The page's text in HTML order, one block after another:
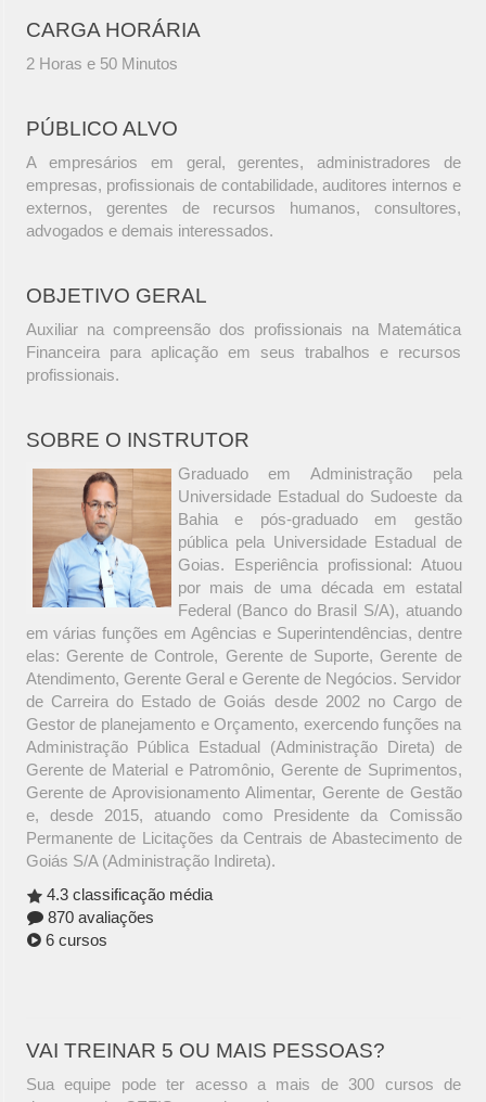
CARGA HORÁRIA
2 Horas e 50 Minutos
PÚBLICO ALVO
A empresários em geral, gerentes, administradores de
empresas, profissionais de contabilidade, auditores internos e
externos, gerentes de recursos humanos, consultores,
advogados e demais interessados.
OBJETIVO GERAL
Auxiliar na compreensão dos profissionais na Matemática
Financeira para aplicação em seus trabalhos e recursos
profissionais.
SOBRE O INSTRUTOR
Graduado em Administração pela
Universidade Estadual do Sudoeste da
Bahia e pós-graduado em gestão
pública pela Universidade Estadual de
Goias. Esperiência profissional: Atuou
por mais de uma década em estatal
Federal (Banco do Brasil S/A), atuando
em várias funções em Agências e Superintendências, dentre
elas: Gerente de Controle, Gerente de Suporte, Gerente de
Atendimento, Gerente Geral e Gerente de Negócios. Servidor
de Carreira do Estado de Goiás desde 2002 no Cargo de
Gestor de planejamento e Orçamento, exercendo funções na
Administração Pública Estadual (Administração Direta) de
Gerente de Material e Patromônio, Gerente de Suprimentos,
Gerente de Aprovisionamento Alimentar, Gerente de Gestão
e, desde 2015, atuando como Presidente da Comissão
Permanente de Licitações da Centrais de Abastecimento de
Goiás S/A (Administração Indireta).
4.3 classificação média
870 avaliações
6 cursos
VAI TREINAR 5 OU MAIS PESSOAS?
Sua equipe pode ter acesso a mais de 300 cursos de